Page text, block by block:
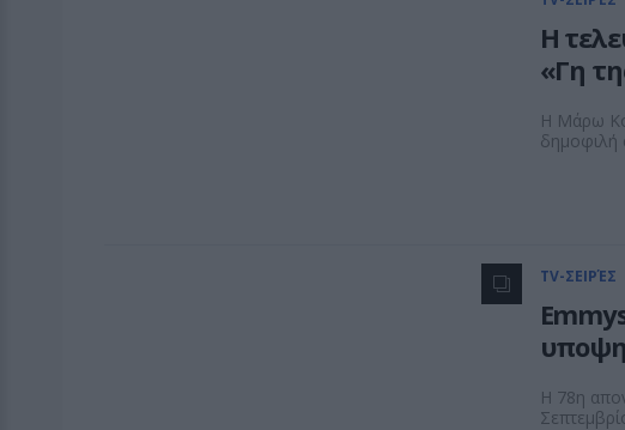
Η
«Γη
Η Μάρω
δημοφιλή
TV-ΣΕΙΡΈΣ
Η 78η